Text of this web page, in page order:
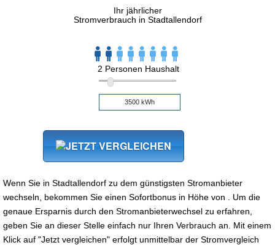
Ihr jährlicher
Stromverbrauch in Stadtallendorf
2 Personen Haushalt
Wenn Sie in Stadtallendorf zu dem günstigsten Stromanbieter
wechseln, bekommen Sie einen Sofortbonus in Höhe von . Um die
genaue Ersparnis durch den Stromanbieterwechsel zu erfahren,
geben Sie an dieser Stelle einfach nur Ihren Verbrauch an. Mit einem
Klick auf "Jetzt vergleichen" erfolgt unmittelbar der Stromvergleich